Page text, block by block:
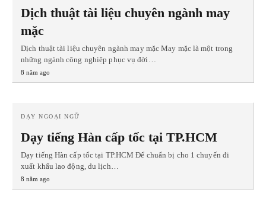
Dịch thuật tài liệu chuyên ngành may
mặc
Dịch thuật tài liệu chuyên ngành may mặc May mặc là một trong
những ngành công nghiệp phục vụ đời…
8 năm ago
DẠY NGOẠI NGỮ
Dạy tiếng Hàn cấp tốc tại TP.HCM
Dạy tiếng Hàn cấp tốc tại TP.HCM Để chuẩn bị cho 1 chuyến đi
xuất khẩu lao động, du lịch…
8 năm ago